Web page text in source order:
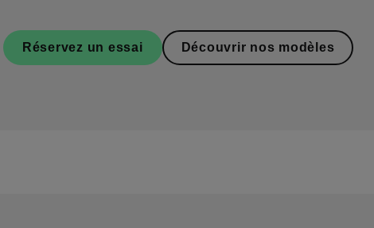
Réservez un essai Découvrir nos modèles